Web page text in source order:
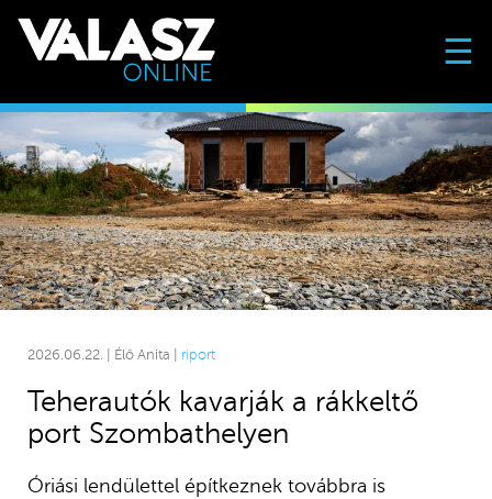
☰
2026.06.22. | Élő Anita | riport
Teherautók kavarják a rákkeltő
port Szombathelyen
Óriási lendülettel építkeznek továbbra is